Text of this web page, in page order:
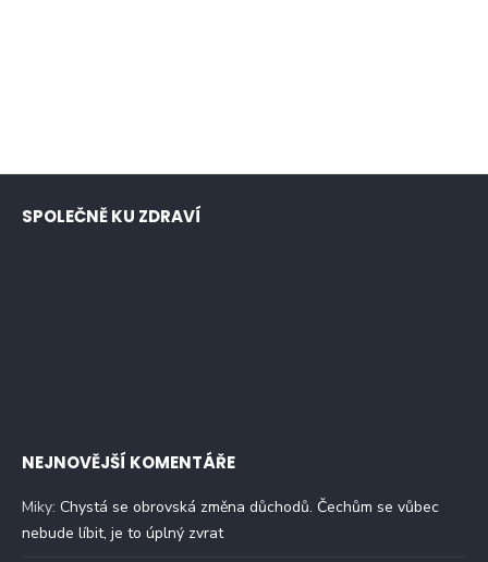
SPOLEČNĚ KU ZDRAVÍ
NEJNOVĚJŠÍ KOMENTÁŘE
Miky: Chystá se obrovská změna důchodů. Čechům se vůbec
nebude líbit, je to úplný zvrat